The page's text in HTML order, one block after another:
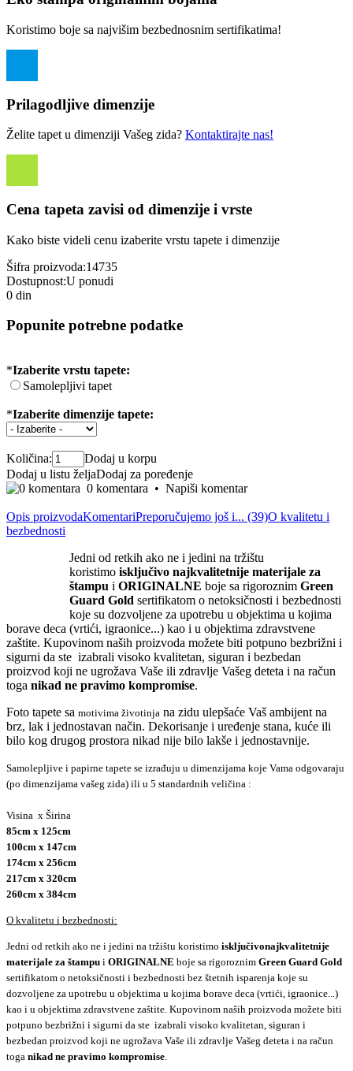
Koristimo boje sa najvišim bezbednosnim sertifikatima!
Prilagodljive dimenzije
Želite tapet u dimenziji Vašeg zida? Kontaktirajte nas!
Cena tapeta zavisi od dimenzije i vrste
Kako biste videli cenu izaberite vrstu tapete i dimenzije
Šifra proizvoda:14735
Dostupnost:U ponudi
0 din
Popunite potrebne podatke
*Izaberite vrstu tapete:
Samolepljivi tapet
*Izaberite dimenzije tapete:
Količina:
Dodaj u korpu
Dodaj u listu željaDodaj za poređenje
0 komentara • Napiši komentar
Opis proizvodaKomentariPreporučujemo još i... (39)O kvalitetu i
bezbednosti
Jedni od retkih ako ne i jedini na tržištu
koristimo isključivo najkvalitetnije materijale za
štampu i ORIGINALNE boje sa rigoroznim Green
Guard Gold sertifikatom o netoksičnosti i bezbednosti
koje su dozvoljene za upotrebu u objektima u kojima
borave deca (vrtići, igraonice...) kao i u objektima zdravstvene
zaštite. Kupovinom naših proizvoda možete biti potpuno bezbrižni i
sigurni da ste izabrali visoko kvalitetan, siguran i bezbedan
proizvod koji ne ugrožava Vaše ili zdravlje Vašeg deteta i na račun
toga nikad ne pravimo kompromise.
Foto tapete sa motivima životinja na zidu ulepšaće Vaš ambijent na
brz, lak i jednostavan način. Dekorisanje i uređenje stana, kuće ili
bilo kog drugog prostora nikad nije bilo lakše i jednostavnije.
Samolepljive i papirne tapete se izrađuju u dimenzijama koje Vama odgovaraju
(po dimenzijama vašeg zida) ili u 5 standardnih veličina :
Visina x Širina
85cm x 125cm
100cm x 147cm
174cm x 256cm
217cm x 320cm
260cm x 384cm
O kvalitetu i bezbednosti:
Jedni od retkih ako ne i jedini na tržištu koristimo isključivonajkvalitetnije
materijale za štampu i ORIGINALNE boje sa rigoroznim Green Guard Gold
sertifikatom o netoksičnosti i bezbednosti bez štetnih isparenja koje su
dozvoljene za upotrebu u objektima u kojima borave deca (vrtići, igraonice...)
kao i u objektima zdravstvene zaštite. Kupovinom naših proizvoda možete biti
potpuno bezbrižni i sigurni da ste izabrali visoko kvalitetan, siguran i
bezbedan proizvod koji ne ugrožava Vaše ili zdravlje Vašeg deteta i na račun
toga nikad ne pravimo kompromise.